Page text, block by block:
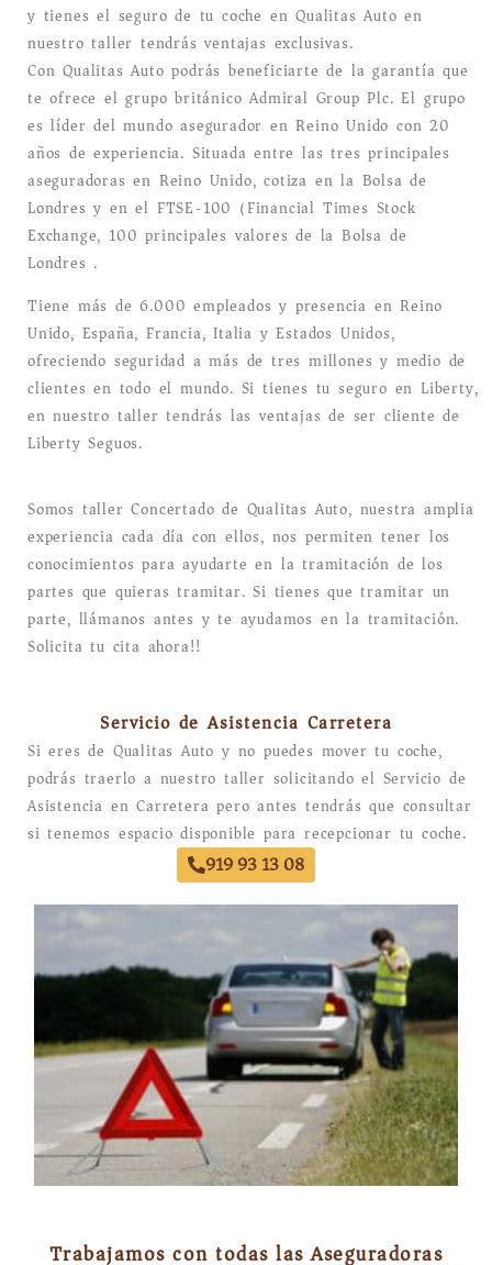
y tienes el seguro de tu coche en Qualitas Auto en
nuestro taller tendrás ventajas exclusivas.
Con Qualitas Auto podrás beneficiarte de la garantía que
te ofrece el grupo británico Admiral Group Plc. El grupo
es líder del mundo asegurador en Reino Unido con 20
años de experiencia. Situada entre las tres principales
aseguradoras en Reino Unido, cotiza en la Bolsa de
Londres y en el FTSE-100 (Financial Times Stock
Exchange, 100 principales valores de la Bolsa de
Londres).
Tiene más de 6.000 empleados y presencia en Reino
Unido, España, Francia, Italia y Estados Unidos,
ofreciendo seguridad a más de tres millones y medio de
clientes en todo el mundo. Si tienes tu seguro en Liberty,
en nuestro taller tendrás las ventajas de ser cliente de
Liberty Seguos.
Somos taller Concertado de Qualitas Auto, nuestra amplia
experiencia cada día con ellos, nos permiten tener los
conocimientos para ayudarte en la tramitación de los
partes que quieras tramitar. Si tienes que tramitar un
parte, llámanos antes y te ayudamos en la tramitación.
Solicita tu cita ahora!!
Servicio de Asistencia Carretera
Si eres de Qualitas Auto y no puedes mover tu coche,
podrás traerlo a nuestro taller solicitando el Servicio de
Asistencia en Carretera pero antes tendrás que consultar
si tenemos espacio disponible para recepcionar tu coche.
919 93 13 08
Trabajamos con todas las Aseguradoras